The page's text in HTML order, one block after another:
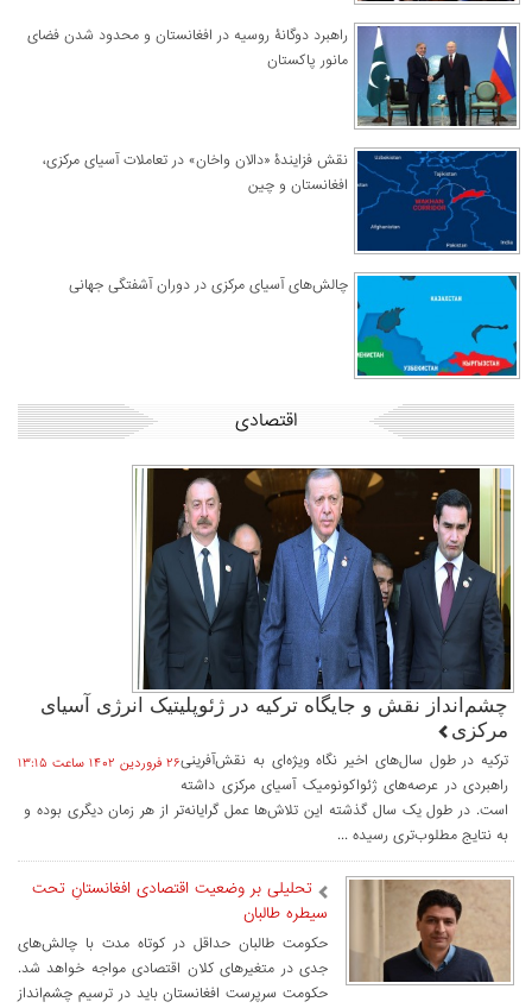
راهبرد دوگانۀ روسیه در افغانستان و محدود شدن فضای
مانور پاکستان
نقش فزایندۀ «دالان واخان» در تعاملات آسیای مرکزی،
افغانستان و چین
چالش‌های آسیای مرکزی در دوران آشفتگی جهانی
اقتصادی
چشم‌انداز نقش و جایگاه ترکیه در ژئوپلیتیک انرژی آسیای
مرکزی
۲۶ فروردين ۱۴۰۲ ساعت ۱۳:۱۵ترکیه در طول سال‌های اخیر نگاه ویژه‌ای به نقش‌آفرینی
راهبردی در عرصه‌های ژئواکونومیک آسیای مرکزی داشته
است. در طول یک سال گذشته این تلاش‌ها عمل گرایانه‌تر از هر زمان دیگری بوده و
به نتایج مطلوب‌تری رسیده ...
تحلیلی بر وضعیت اقتصادی افغانستانِ تحت
سیطره طالبان
حکومت طالبان حداقل در کوتاه مدت با چالش‌های
جدی در متغیرهای کلان اقتصادی مواجه خواهد شد.
حکومت سرپرست افغانستان باید در ترسیم چشم‌انداز